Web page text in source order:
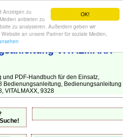
OK!
Anzeigen zu
anbieten zu
zu analysieren. Außerdem geben wir
an unsere Partner für soziale Medien,
Sie die deutsche Anleitung!
VITALMAXX
und PDF-Handbuch für den Einsatz,
Bedienungsanleitung, Bedienungsanleitung
VITALMAXX, 9328